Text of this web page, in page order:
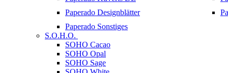
Paperado Designblätter
Paperado Sonstiges
S.O.H.O.
SOHO Cacao
SOHO Opal
SOHO Sage